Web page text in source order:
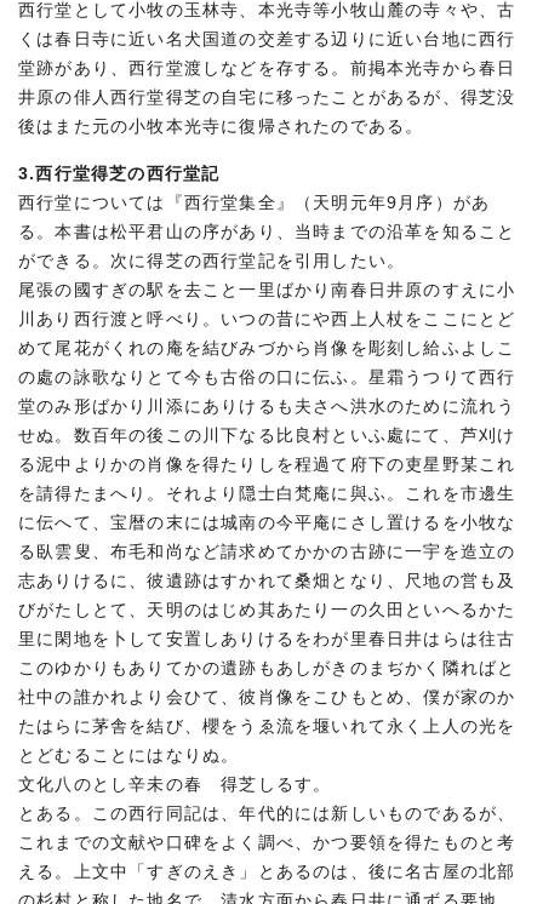
西行堂として小牧の玉林寺、本光寺等小牧山麓の寺々や、古
くは春日寺に近い名犬国道の交差する辺りに近い台地に西行
堂跡があり、西行堂渡しなどを存する。前掲本光寺から春日
井原の俳人西行堂得芝の自宅に移ったことがあるが、得芝没
後はまた元の小牧本光寺に復帰されたのである。
3.西行堂得芝の西行堂記
西行堂については『西行堂集全』（天明元年9月序）があ
る。本書は松平君山の序があり、当時までの沿革を知ること
ができる。次に得芝の西行堂記を引用したい。
尾張の國すぎの駅を去こと一里ばかり南春日井原のすえに小
川あり西行渡と呼べり。いつの昔にや西上人杖をここにとど
めて尾花がくれの庵を結びみづから肖像を彫刻し給ふよしこ
の處の詠歌なりとて今も古俗の口に伝ふ。星霜うつりて西行
堂のみ形ばかり川添にありけるも夫さへ洪水のために流れう
せぬ。数百年の後この川下なる比良村といふ處にて、芦刈け
る泥中よりかの肖像を得たりしを程過て府下の吏星野某これ
を請得たまへり。それより隠士白梵庵に與ふ。これを市邊生
に伝へて、宝暦の末には城南の今平庵にさし置けるを小牧な
る臥雲叟、布毛和尚など請求めてかかの古跡に一宇を造立の
志ありけるに、彼遺跡はすかれて桑畑となり、尺地の営も及
びがたしとて、天明のはじめ其あたり一の久田といへるかた
里に閑地を卜して安置しありけるをわが里春日井はらは往古
このゆかりもありてかの遺跡もあしがきのまぢかく隣ればと
社中の誰かれより会ひて、彼肖像をこひもとめ、僕が家のか
たはらに茅舎を結び、櫻をうゑ流を堰いれて永く上人の光を
とどむることにはなりぬ。
文化八のとし辛未の春 得芝しるす。
とある。この西行同記は、年代的には新しいものであるが、
これまでの文献や口碑をよく調べ、かつ要領を得たものと考
える。上文中「すぎのえき」とあるのは、後に名古屋の北部